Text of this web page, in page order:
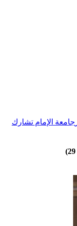
جامعة الإمام تشارك